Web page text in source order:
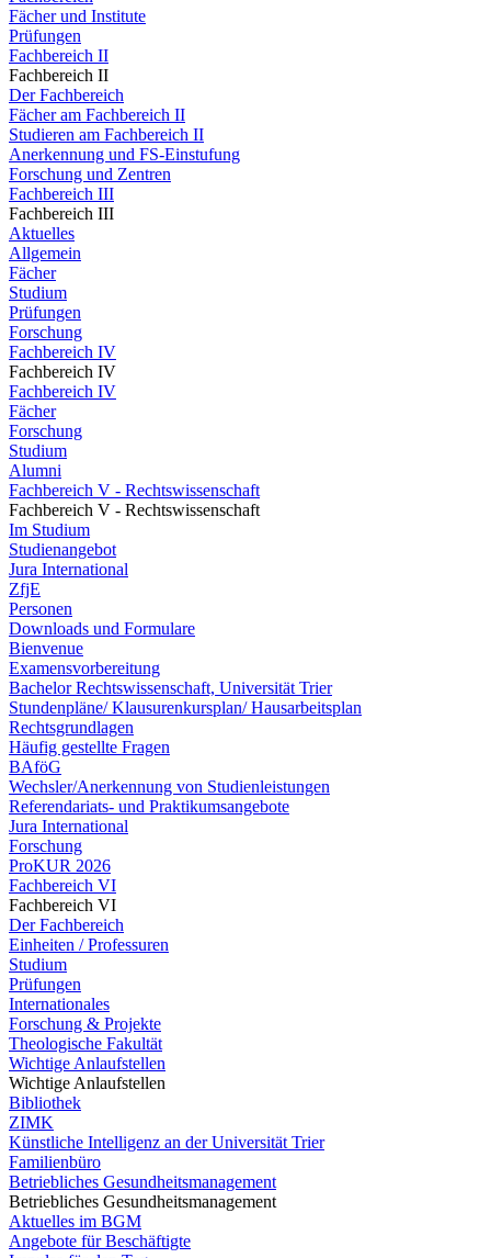
Fächer und Institute
Prüfungen
Fachbereich II
Fachbereich II
Der Fachbereich
Fächer am Fachbereich II
Studieren am Fachbereich II
Anerkennung und FS-Einstufung
Forschung und Zentren
Fachbereich III
Fachbereich III
Aktuelles
Allgemein
Fächer
Studium
Prüfungen
Forschung
Fachbereich IV
Fachbereich IV
Fachbereich IV
Fächer
Forschung
Studium
Alumni
Fachbereich V - Rechtswissenschaft
Fachbereich V - Rechtswissenschaft
Im Studium
Studienangebot
Jura International
ZfjE
Personen
Downloads und Formulare
Bienvenue
Examensvorbereitung
Bachelor Rechtswissenschaft, Universität Trier
Stundenpläne/ Klausurenkursplan/ Hausarbeitsplan
Rechtsgrundlagen
Häufig gestellte Fragen
BAföG
Wechsler/Anerkennung von Studienleistungen
Referendariats- und Praktikumsangebote
Jura International
Forschung
ProKUR 2026
Fachbereich VI
Fachbereich VI
Der Fachbereich
Einheiten / Professuren
Studium
Prüfungen
Internationales
Forschung & Projekte
Theologische Fakultät
Wichtige Anlaufstellen
Wichtige Anlaufstellen
Bibliothek
ZIMK
Künstliche Intelligenz an der Universität Trier
Familienbüro
Betriebliches Gesundheitsmanagement
Betriebliches Gesundheitsmanagement
Aktuelles im BGM
Angebote für Beschäftigte